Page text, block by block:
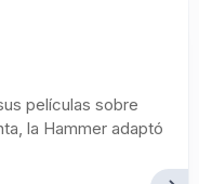
películas sobre
la Hammer adaptó